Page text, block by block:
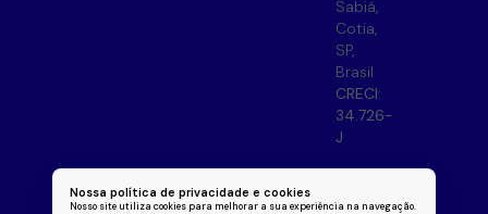
Nossa política de privacidade e cookies
Nosso site utiliza cookies para melhorar a sua experiência na navegação.
Sabiá,
Cotia,
SP,
Brasil
CRECI:
34.726-
J